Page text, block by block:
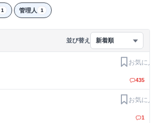
1 管理人 1
並び替え 新着順
お気に入
435
お気に入
1